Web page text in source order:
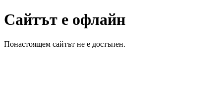
Сайтът е офлайн
Понастоящем сайтът не е достъпен.